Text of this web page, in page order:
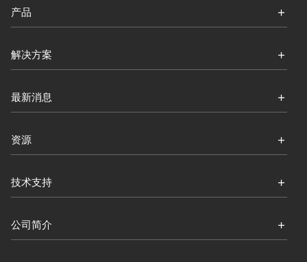
产品
解决方案
最新消息
资源
技术支持
公司简介